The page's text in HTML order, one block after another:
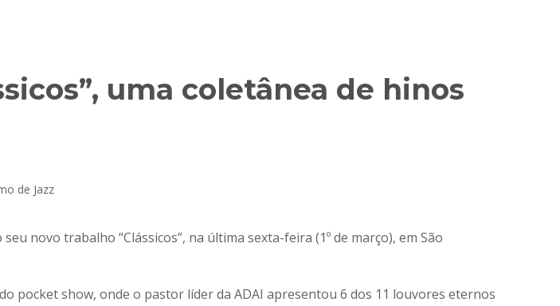
uma coletânea de hinos
novo trabalho “Clássicos”, na última sexta-feira (1º de março), em São
pocket show, onde o pastor líder da ADAI apresentou 6 dos 11 louvores eternos